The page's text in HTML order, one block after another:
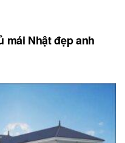
mái Nhật đẹp anh